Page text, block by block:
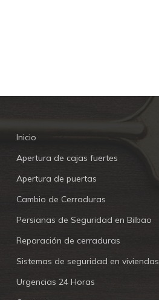
Inicio
Apertura de cajas fuertes
Apertura de puertas
Cambio de Cerraduras
Persianas de Seguridad en Bilbao
Reparación de cerraduras
Sistemas de seguridad en viviendas
Urgencias 24 Horas